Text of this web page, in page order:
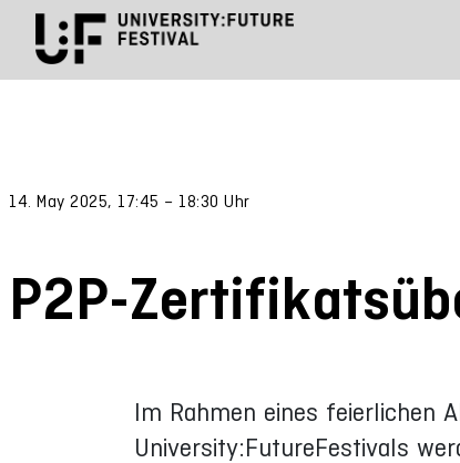
14. May 2025, 17:45 – 18:30 Uhr
P2P-
Im Rahmen eines feierlichen
University:FutureFestivals